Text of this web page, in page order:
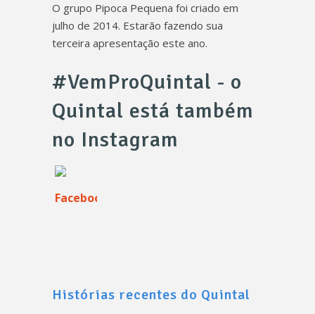
O grupo Pipoca Pequena foi criado em
julho de 2014. Estarão fazendo sua
terceira apresentação este ano.
#VemProQuintal - o
Quintal está também
no Instagram
Histórias recentes do Quintal